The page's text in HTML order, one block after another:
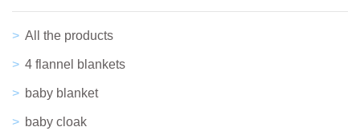
All the products
4 flannel blankets
baby blanket
baby cloak